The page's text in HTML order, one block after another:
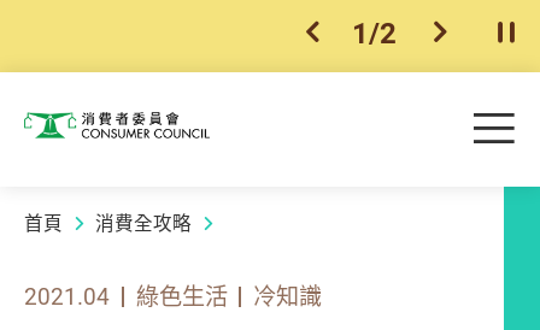
上一個
1/2 下一個開
消費者委員會 目
首頁 消費全攻略
2021.04 綠色生活 冷知識